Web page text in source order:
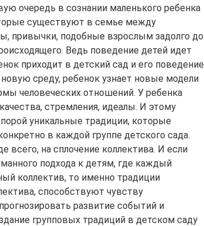
очередь в сознании маленького ребенка
существуют в семье между
привычки, подобные взрослым задолго до
Ведь поведение детей идет
приходит в детский сад и его поведение
среду, ребенок узнает новые модели
человеческих отношений. У ребенка
стремления, идеалы. И этому
уникальные традиции, которые
в каждой группе детского сада.
всего, на сплочение коллектива. И если
подхода к детям, где каждый
коллектив, то именно традиции
способствуют чувству
развитие событий и
групповых традиций в детском саду